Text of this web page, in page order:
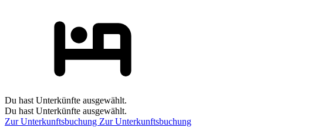
Du hast Unterkünfte ausgewählt.
Du hast Unterkünfte ausgewählt.
Zur Unterkunftsbuchung Zur Unterkunftsbuchung